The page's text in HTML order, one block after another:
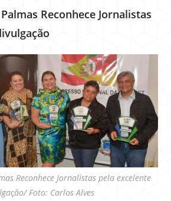
Reconhece Jornalistas
Reconhece Jornalistas pela excelente
Foto: Carlos Alves